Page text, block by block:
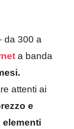
da 300 a
a banda
attenti ai
e